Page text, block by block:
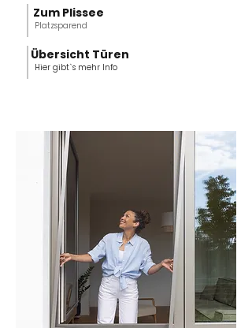
Platzsparend
Zum Plissee
Hier gibt`s mehr Info
Übersicht Türen